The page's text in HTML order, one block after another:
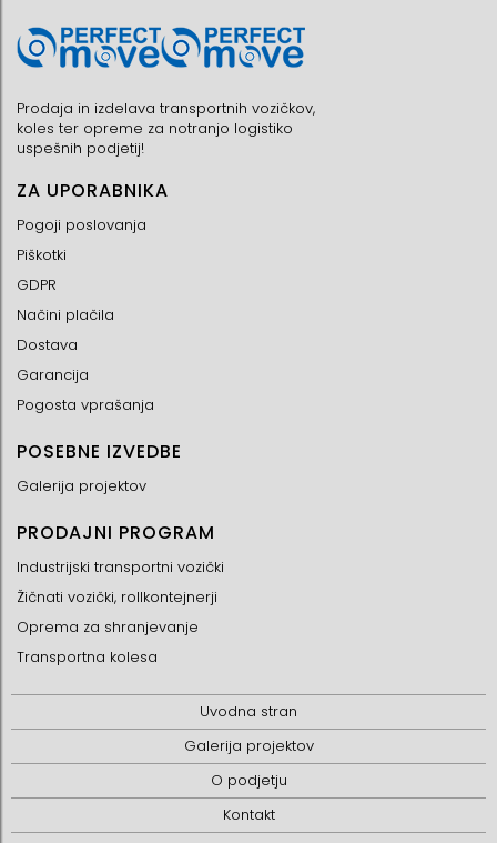
Prodaja in izdelava transportnih vozičkov,
koles ter opreme za notranjo logistiko
uspešnih podjetij!
ZA UPORABNIKA
Pogoji poslovanja
Piškotki
GDPR
Načini plačila
Dostava
Garancija
Pogosta vprašanja
POSEBNE IZVEDBE
Galerija projektov
PRODAJNI PROGRAM
Industrijski transportni vozički
Žičnati vozički, rollkontejnerji
Oprema za shranjevanje
Transportna kolesa
Uvodna stran
Galerija projektov
O podjetju
Kontakt